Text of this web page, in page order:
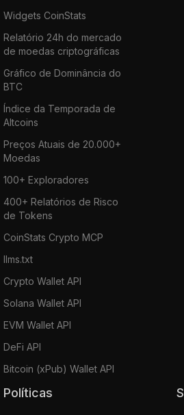
Widgets CoinStats
Relatório 24h do mercado
de moedas criptográficas
Gráfico de Dominância do
BTC
Índice da Temporada de
Altcoins
Preços Atuais de 20.000+
Moedas
100+ Exploradores
400+ Relatórios de Risco
de Tokens
CoinStats Crypto MCP
llms.txt
Crypto Wallet API
Solana Wallet API
EVM Wallet API
DeFi API
Bitcoin (xPub) Wallet API
Políticas